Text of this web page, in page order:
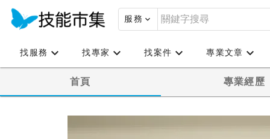
服務
找服務 找專家 找案件 專業文章
首頁 專業經歷